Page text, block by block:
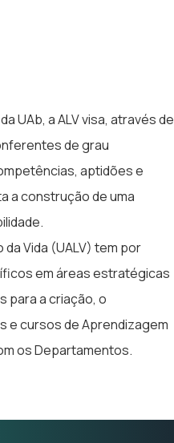
UAb, a ALV visa, através de
de grau
aptidões e
a construção de uma
Vida (UALV) tem por
em áreas estratégicas
para a criação, o
e cursos de Aprendizagem
os Departamentos.